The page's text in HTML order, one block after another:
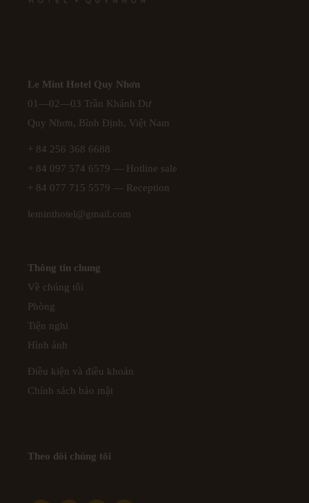
Le Mint Hotel Quy Nhơn
01—02—03 Trần Khánh Dư
Quy Nhơn, Bình Định, Việt Nam
+ 84 256 368 6688
+ 84 097 574 6579 — Hotline sale
+ 84 077 715 5579 — Reception
leminthotel@gmail.com
Thông tin chung
Về chúng tôi
Phòng
Tiện nghi
Hình ảnh
Điều kiện và điều khoản
Chính sách bảo mật
Theo dõi chúng tôi